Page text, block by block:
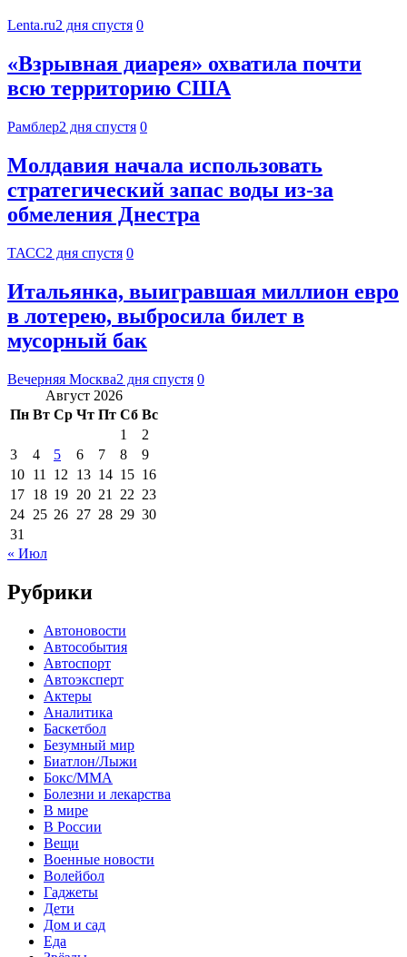
Lenta.ru2 дня спустя 0
«Взрывная диарея» охватила почти
всю территорию США
Рамблер2 дня спустя 0
Молдавия начала использовать
стратегический запас воды из-за
обмеления Днестра
ТАСС2 дня спустя 0
Итальянка, выигравшая миллион евро
в лотерею, выбросила билет в
мусорный бак
Вечерняя Москва2 дня спустя 0
Август 2026
Пн Вт Ср Чт Пт Сб Вс
1
2
3
4 5 6 7 8
9
10 11 12 13 14 15 16
17 18 19 20 21 22 23
24 25 26 27 28 29 30
31
« Июл
Рубрики
Автоновости
Автособытия
Автоспорт
Автоэксперт
Актеры
Аналитика
Баскетбол
Безумный мир
Биатлон/Лыжи
Бокс/MMA
Болезни и лекарства
В мире
В России
Вещи
Военные новости
Волейбол
Гаджеты
Дети
Дом и сад
Еда